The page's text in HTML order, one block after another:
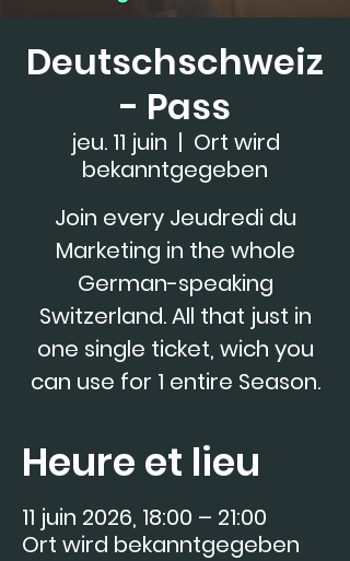
Deutschschweiz
- Pass
jeu. 11 juin
  |
Ort wird
bekanntgegeben
Join every Jeudredi du
Marketing in the whole
German-speaking
Switzerland. All that just in
one single ticket, wich you
can use for 1 entire Season.
Heure et lieu
11 juin 2026, 18:00 – 21:00
Ort wird bekanntgegeben